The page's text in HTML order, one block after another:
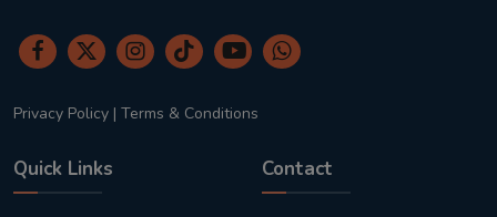
Privacy Policy | Terms & Conditions
Quick Links Contact